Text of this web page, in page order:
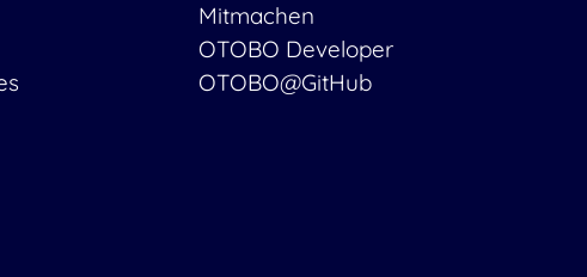
Mitmachen
OTOBO Developer
OTOBO@GitHub